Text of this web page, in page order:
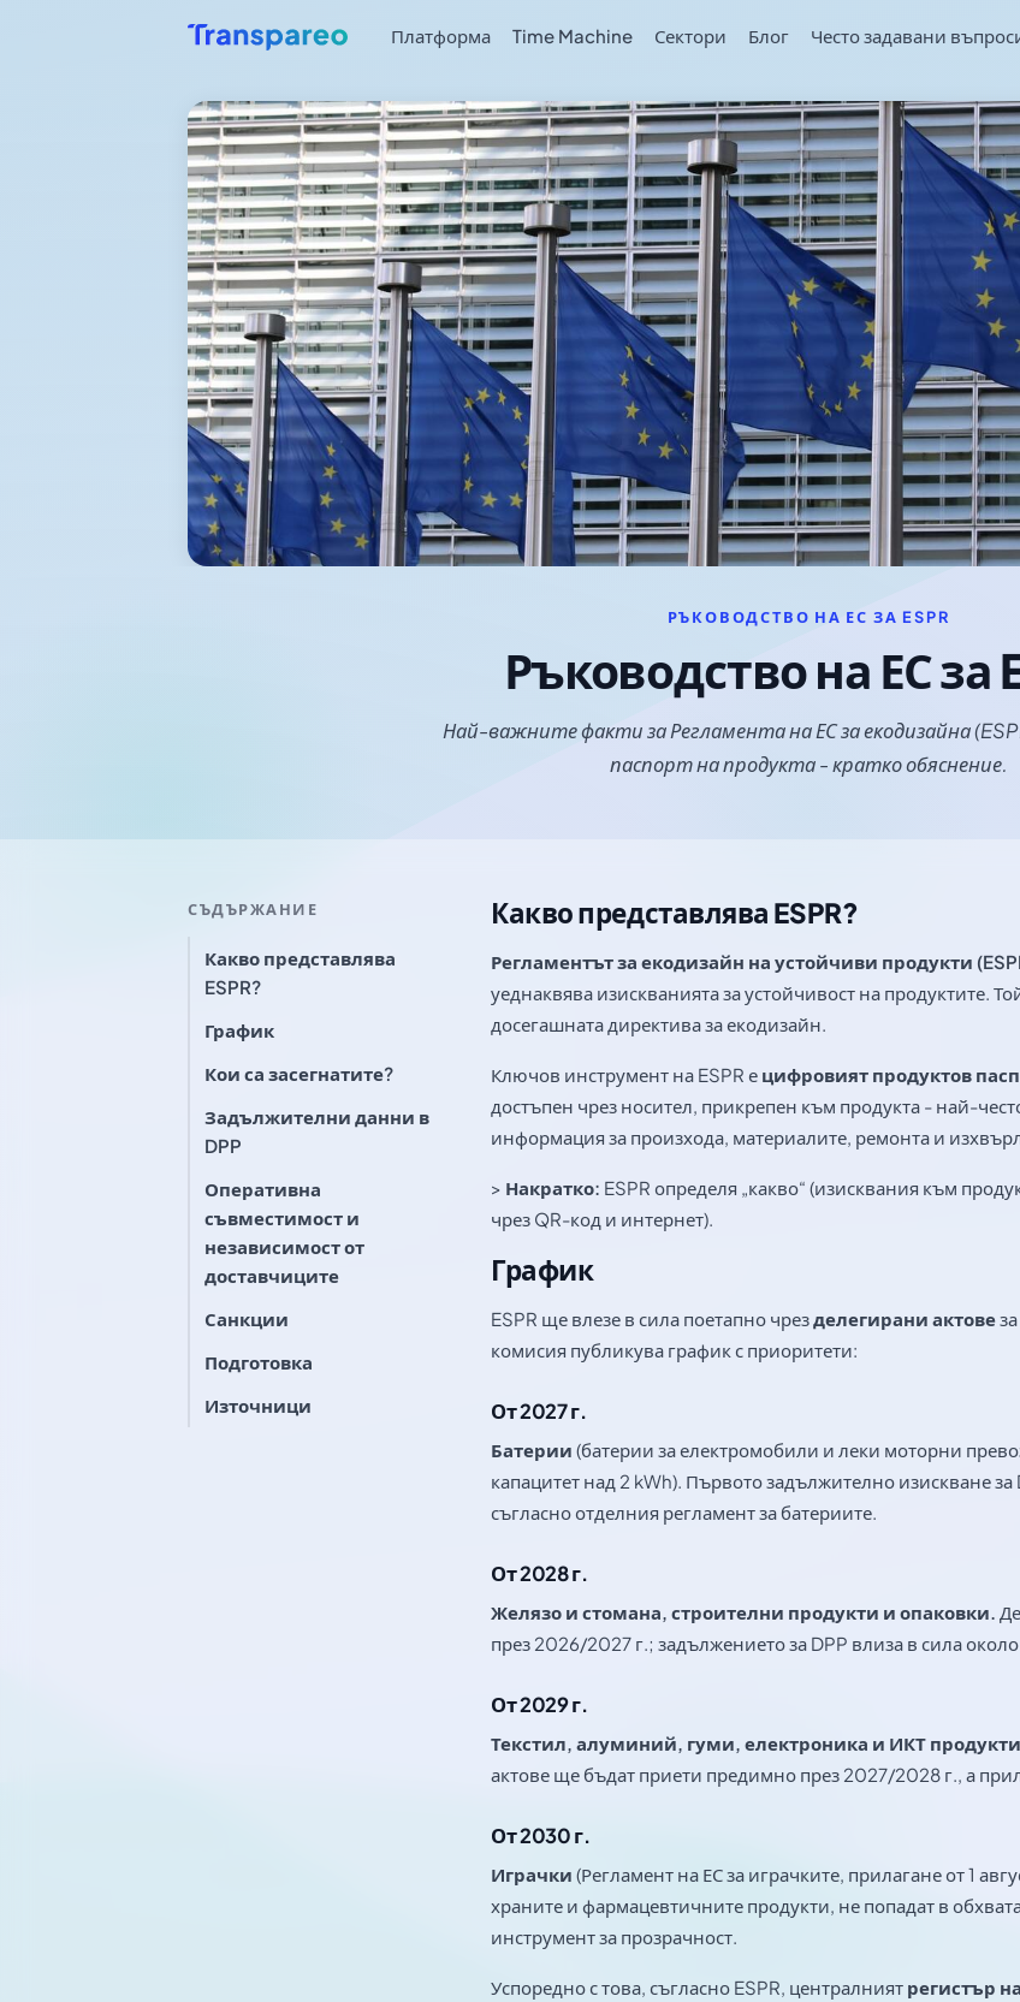
Платформа Time Machine Сектори Блог Често задавани
РЪКОВОДСТВО НА ЕС ЗА ESPR
Ръководство на ЕС за
Най-важните факти за Регламента на ЕС за екодизайна
паспорт на продукта - кратко обяснение.
СЪДЪРЖАНИЕ
Какво представлява
ESPR?
График
Кои са засегнатите?
Задължителни данни в
DPP
Оперативна
съвместимост и
независимост от
доставчиците
Санкции
Подготовка
Източници
Какво представлява ESPR?
Регламентът за екодизайн на устойчиви продукти
уеднаквява изискванията за устойчивост на продуктите.
досегашната директива за екодизайн.
Ключов инструмент на ESPR е цифровият продуктов
достъпен чрез носител, прикрепен към продукта - най-
информация за произхода, материалите, ремонта и
> Накратко: ESPR определя „какво“ (изисквания към
чрез QR-код и интернет).
График
ESPR ще влезе в сила поетапно чрезделегирани актове
комисия публикува график с приоритети:
От 2027 г.
Батерии (батерии за електромобили и леки моторни
капацитет над 2 kWh). Първото задължително изискване
съгласно отделния регламент за батериите.
От 2028 г.
Желязо и стомана, строителни продукти и опаковки.
през 2026/2027 г.; задължението за DPP влиза в сила
От 2029 г.
Текстил, алуминий, гуми, електроника и ИКТ
актове ще бъдат приети предимно през 2027/2028 г., а
От 2030 г.
Играчки (Регламент на ЕС за играчките, прилагане от 1
храните и фармацевтичните продукти, не попадат в
инструмент за прозрачност.
Успоредно с това, съгласно ESPR, централният регистър